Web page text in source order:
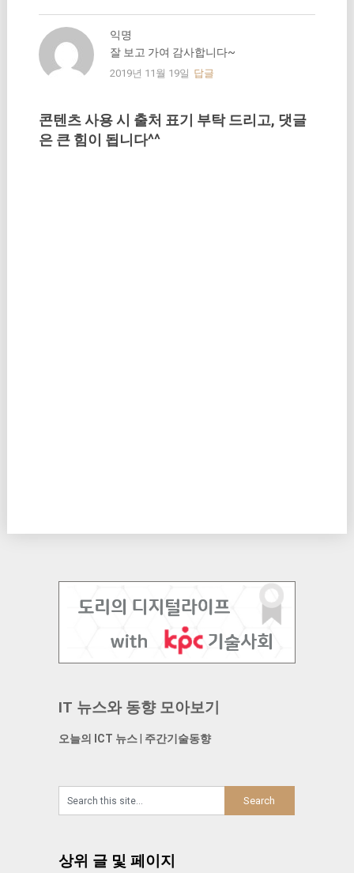
익명
잘 보고 가여 감사합니다~
2019년 11월 19일 답글
콘텐츠 사용 시 출처 표기 부탁 드리고, 댓글
은 큰 힘이 됩니다^^
IT 뉴스와 동향 모아보기
오늘의 ICT 뉴스| 주간기술동향
상위 글 및 페이지